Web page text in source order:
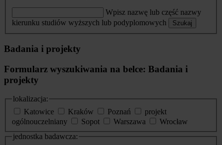
Wpisz nazwę lub część nazwy
kierunku studiów wyższych lub podyplomowych
Szukaj
Badania i projekty
Formularz wyszukiwania na belce: Badania i
projekty
lokalizacja:
Katowice
Kraków Poznań
projekt
ogólnouczelniany
Sopot Warszawa
Wrocław
jednostka badawcza: